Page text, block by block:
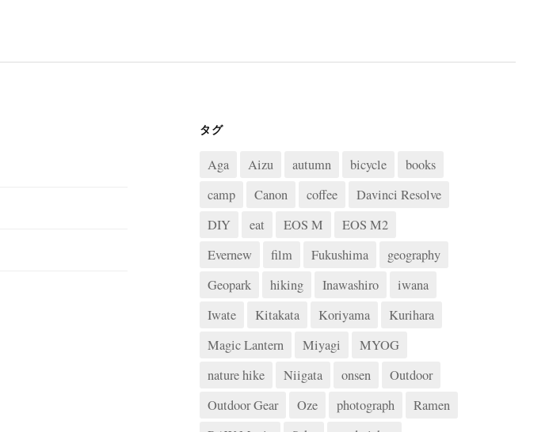
タグ
Aga Aizu autumn bicycle
books
camp
Canon coffee
Davinci Resolve
DIY
eat EOS M
EOS M2
Evernew
film Fukushima
geography
Geopark
hiking Inawashiro
iwana
Iwate
Kitakata Koriyama
Kurihara
Magic Lantern
Miyagi
MYOG
nature hike
Niigata onsen
Outdoor
Outdoor Gear
Oze photograph
Ramen